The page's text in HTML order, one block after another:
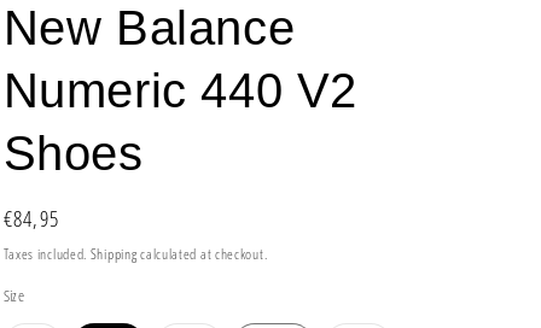
u
g
New Balance
Numeric 440 V2
Shoes
Regular
price
€84,95
Taxes included. Shippingcalculated at checkout.
Size